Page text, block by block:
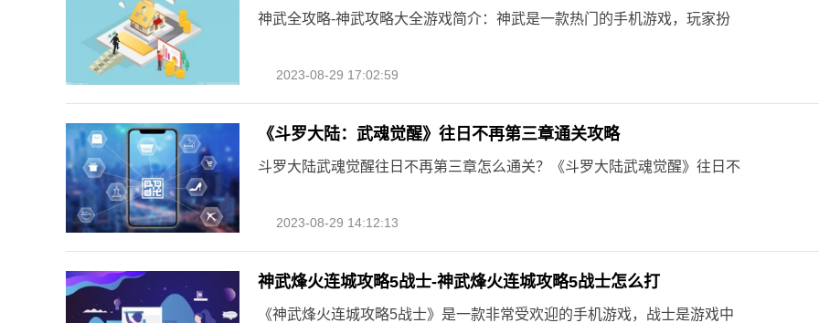
神武全攻略-神武攻略大全游戏简介：神武是一款热门的手机游戏，玩家扮
2023-08-29 17:02:59
《斗罗大陆：武魂觉醒》往日不再第三章通关攻略
斗罗大陆武魂觉醒往日不再第三章怎么通关？《斗罗大陆武魂觉醒》往日不
2023-08-29 14:12:13
神武烽火连城攻略5战士-神武烽火连城攻略5战士怎么打
《神武烽火连城攻略5战士》是一款非常受欢迎的手机游戏，战士是游戏中